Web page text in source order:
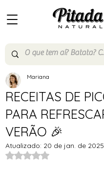
RECEITAS DE
PARA
VERÃO 🎉
Mariana
Atualizado: 20 de jan. de 2025
Avaliado com NaN de 5